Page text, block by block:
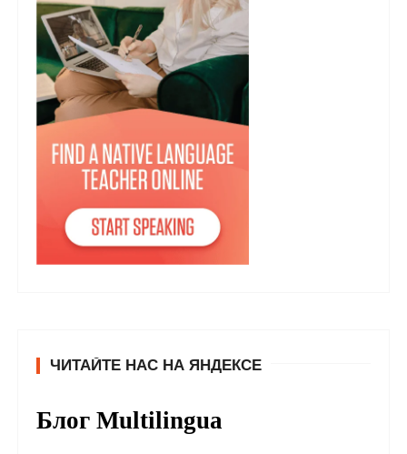
ЧИТАЙТЕ НАС НА ЯНДЕКСЕ
Блог Multilingua